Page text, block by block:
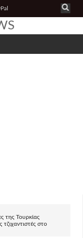
της Τουρκίας
στο